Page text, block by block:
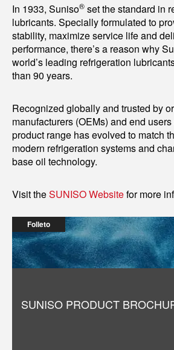
In 1933, Suniso® set the standard in
lubricants. Specially formulated to
stability, maximize service life and
performance, there’s a reason why
world’s leading refrigeration
than 90 years.
Recognized globally and trusted by
manufacturers (OEMs) and end
product range has evolved to match
modern refrigeration systems and
base oil technology.
Visit theSUNISO Websitefor more
Folleto
SUNISO PRODUCT